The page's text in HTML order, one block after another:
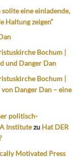
sollte eine einladende,
Haltung zeigen“
Bochum |
und Danger Dan
Bochum |
von Danger Dan – eine
politisch-
Institutezu Hat DER
Motivated Press